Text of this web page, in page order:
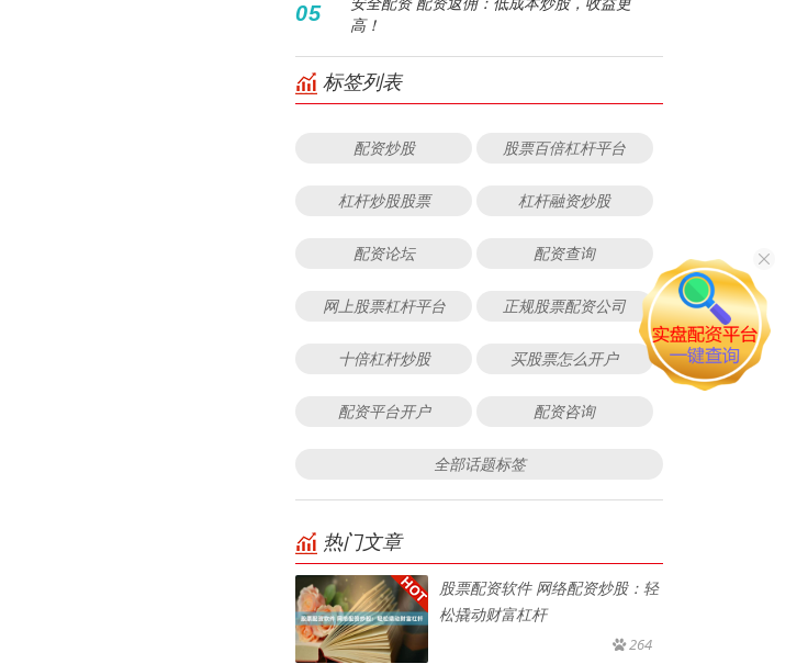
05
高！
标签列表
配资炒股 股票百倍杠杆平台
杠杆炒股股票 杠杆融资炒股
配资论坛 配资查询
网上股票杠杆平台 正规股票配资公司
十倍杠杆炒股 买股票怎么开户
配资平台开户 配资咨询
全部话题标签
热门文章
股票配资软件 网络配资炒股：轻
松撬动财富杠杆
264